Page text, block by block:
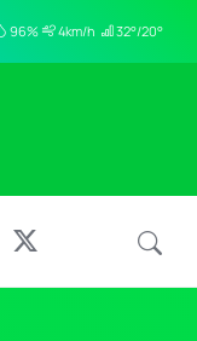
96% 4km/h 32°/20°